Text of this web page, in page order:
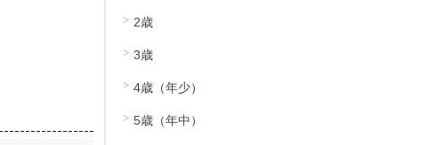
2歳
3歳
4歳（年少）
5歳（年中）